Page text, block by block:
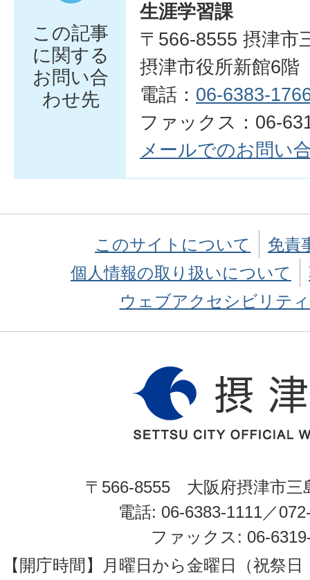
この記事
に関する
お問い合
わせ先
生涯学習課
〒566-8555 摂津市
摂津市役所新館6階
電話： 06-6383-
ファックス：06-
メールでのお問い
このサイトについて
免責
個人情報の取り扱いについて
ウェブアクセシビリテ
〒566-8555 大阪府摂津市三
電話: 06-6383-1111／
ファックス: 06-
【開庁時間】月曜日から金曜日（祝祭